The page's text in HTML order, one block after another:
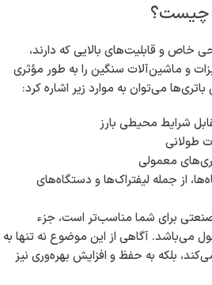
چیست؟
خاص و قابلیت‌های بالایی که دارند،
و ماشین‌آلات سنگین را به طور مؤثری
می‌توان به موارد زیر اشاره کرد:
شرایط محیطی بارز
طولانی
معمولی
از جمله لیفتراک‌ها و دستگاه‌های
برای شما مناسب‌تر است، جزء
می‌باشد. آگاهی از این موضوع نه تنها به
بلکه به حفظ و افزایش بهره‌وری نیز